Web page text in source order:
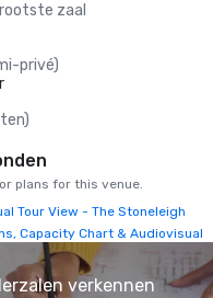
zaal
privé)
plans for this venue.
Tour View - The Stoneleigh
Capacity Chart & Audiovisual
verkennen